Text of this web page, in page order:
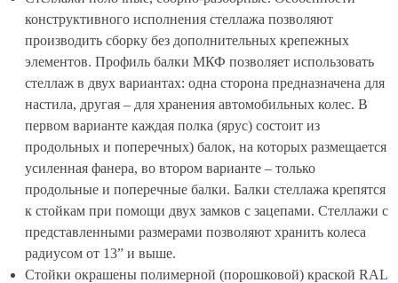
конструктивного исполнения стеллажа позволяют
производить сборку без дополнительных крепежных
элементов. Профиль балки МКФ позволяет использовать
стеллаж в двух вариантах: одна сторона предназначена для
настила, другая – для хранения автомобильных колес. В
первом варианте каждая полка (ярус) состоит из
продольных и поперечных) балок, на которых размещается
усиленная фанера, во втором варианте – только
продольные и поперечные балки. Балки стеллажа крепятся
к стойкам при помощи двух замков с зацепами. Стеллажи с
представленными размерами позволяют хранить колеса
радиусом от 13” и выше.
Стойки окрашены полимерной (порошковой) краской RAL